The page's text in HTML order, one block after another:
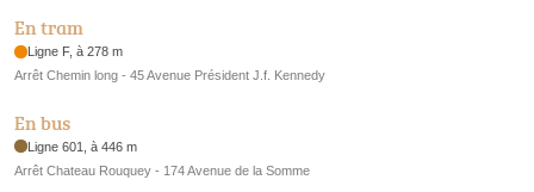
En tram
Ligne F, à 278 m
Arrêt Chemin long - 45 Avenue Président J.f. Kennedy
En bus
Ligne 601, à 446 m
Arrêt Chateau Rouquey - 174 Avenue de la Somme